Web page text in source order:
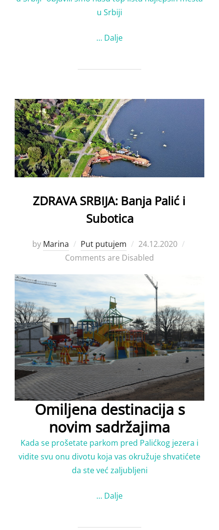
u Srbiji
… Dalje
ZDRAVA SRBIJA: Banja Palić i
Subotica
by Marina Put putujem
Posted
on
24.12.2020
Comments are Disabled
Omiljena destinacija s
novim sadržajima
Kada se prošetate parkom pred Palićkog jezera i
vidite svu onu divotu koja vas okružuje shvatićete
da ste već zaljubljeni
… Dalje